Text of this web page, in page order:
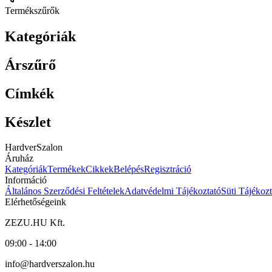
Termékszűrők
Kategóriák
Árszűrő
Címkék
Készlet
HardverSzalon
Áruház
KategóriákTermékekCikkekBelépésRegisztráció
Információ
Általános Szerződési FeltételekAdatvédelmi TájékoztatóSüti
Elérhetőségeink
ZEZU.HU Kft.
09:00 - 14:00
info@hardverszalon.hu